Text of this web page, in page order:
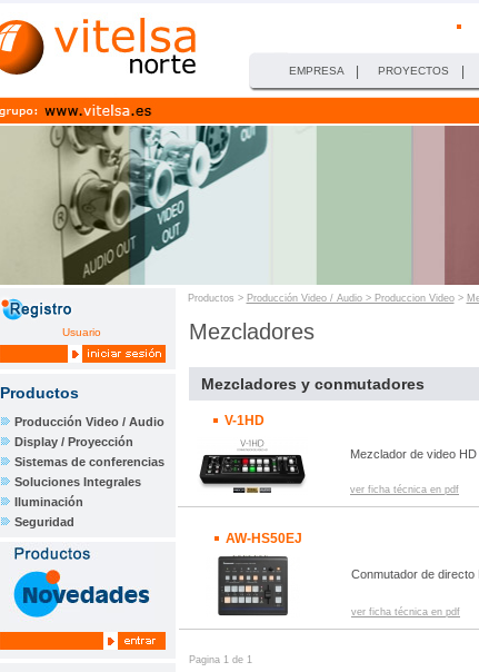
EMPRESA PROYECTOS
Usuario
Productos
Producción Video / Audio
Display / Proyección
Sistemas de conferencias
Soluciones Integrales
Iluminación
Seguridad
Productos > Producción Video / Audio > Produccion Video>
Mezcladores
Mezcladores y conmutadores
V-1HD
Mezclador de video
ver ficha técnica en pdf
AW-HS50EJ
Conmutador de directo
ver ficha técnica en pdf
Pagina 1 de 1